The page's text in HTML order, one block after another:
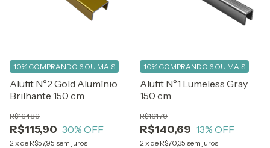
Alufit N°2 Gold Alumínio
Brilhante 150 cm
R$115,90
R$164,89
30% OFF
2 x de R$57,95 sem juros
10% COMPRANDO 6 OU MAIS
Alufit N°1 Lumeless Gray
150 cm
R$140,69
R$161,79
13% OFF
2 x de R$70,35 sem juros
10% COMPRANDO 6 OU MAIS